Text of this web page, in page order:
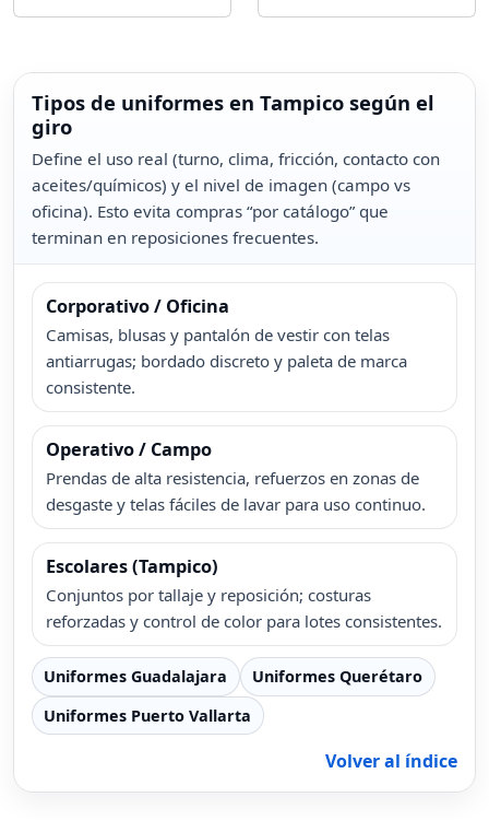
Tipos de uniformes en Tampico según el
giro
Define el uso real (turno, clima, fricción, contacto con
aceites/químicos) y el nivel de imagen (campo vs
oficina). Esto evita compras “por catálogo” que
terminan en reposiciones frecuentes.
Corporativo / Oficina
Camisas, blusas y pantalón de vestir con telas
antiarrugas; bordado discreto y paleta de marca
consistente.
Operativo / Campo
Prendas de alta resistencia, refuerzos en zonas de
desgaste y telas fáciles de lavar para uso continuo.
Escolares (Tampico)
Conjuntos por tallaje y reposición; costuras
reforzadas y control de color para lotes consistentes.
Uniformes Guadalajara
Uniformes Querétaro
Uniformes Puerto Vallarta
Volver al índice